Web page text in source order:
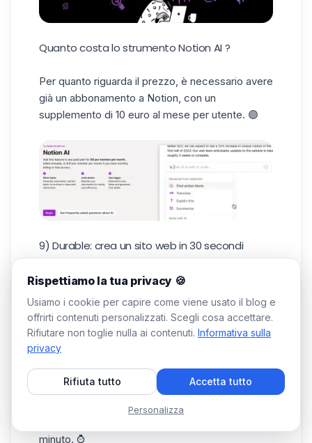
Quanto costa lo strumento Notion AI ?
Per quanto riguarda il prezzo, è necessario avere
già un abbonamento a Notion, con un
supplemento di 10 euro al mese per utente. 🟣
9) Durable: crea un sito web in 30 secondi
webin pochiclic. Infatti, grazie a un'ampia
varietà di temi e layout, avete la possibilità di
creare il sito professionale dei vostri sogni. ✨
Per mettere alla prova Durable, gli abbiamo
chiesto di creare un sito web per noi, con
Waalaxy come nome (vi sorprende?) e
prospezione come argomento (vi sorprende
ancora?). Il risultato è impressionante per una
minuto. ⌚️
Rispettiamo la tua privacy 🍪
Usiamo i cookie per capire come viene usato il blog e
offrirti contenuti personalizzati. Scegli cosa accettare.
Rifiutare non toglie nulla ai contenuti. Informativa sulla
privacy
Rifiuta tutto Accetta tutto
Personalizza